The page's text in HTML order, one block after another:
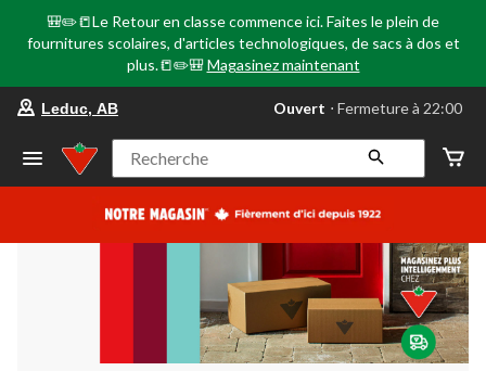
🎒✏️📒Le Retour en classe commence ici. Faites le plein de
fournitures scolaires, d'articles technologiques, de sacs à dos et
plus.📒✏️🎒 Magasinez maintenant
votre
préféré
Leduc,
AB,
courament
Fermeture
à
22:00
cliquer
pour
changer
Leduc, AB Ouvert ⋅ Fermeture à 22:00
Recherche